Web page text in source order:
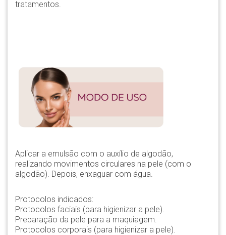
tratamentos.
Aplicar a emulsão com o auxílio de algodão,
realizando movimentos circulares na pele (com o
algodão). Depois, enxaguar com água.
Protocolos indicados:
Protocolos faciais (para higienizar a pele).
Preparação da pele para a maquiagem.
Protocolos corporais (para higienizar a pele).